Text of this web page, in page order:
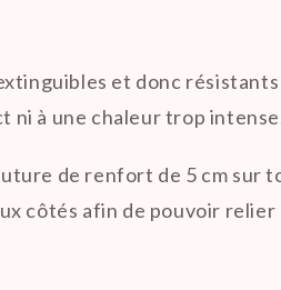
et donc
ni à une chaleur trop
de renfort de 5 cm
côtés afin de pouvoir